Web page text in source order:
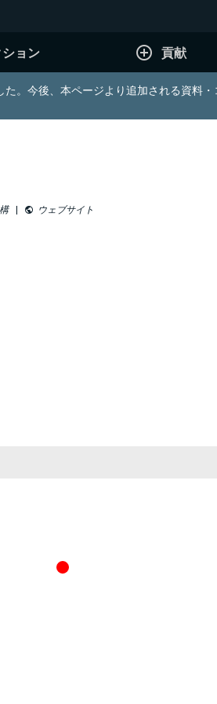
ション add_circle_outline 貢献
。今後、本ページより追加される資料
public ウェブサイト